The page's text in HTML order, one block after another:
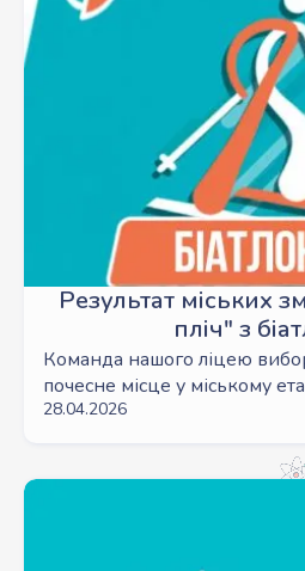
Результат міських
пліч" з
Команда нашого ліцею
почесне місце у міському
шкільних ліг Пліч-о-пліч з
28.04.2026